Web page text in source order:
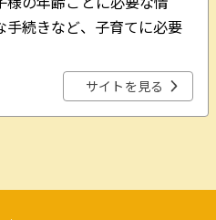
続きなど、子育てに必要
サイトを見る